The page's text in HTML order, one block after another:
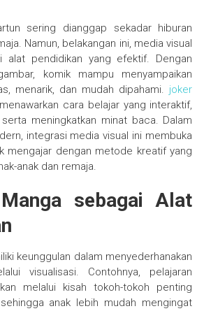
sering dianggap sekadar hiburan
Namun, belakangan ini, media visual
alat pendidikan yang efektif. Dengan
komik mampu menyampaikan
menarik, dan mudah dipahami. joker
cara belajar yang interaktif,
meningkatkan minat baca. Dalam
integrasi media visual ini membuka
mengajar dengan metode kreatif yang
anak dan remaja.
sebagai Alat
keunggulan dalam menyederhanakan
visualisasi. Contohnya, pelajaran
melalui kisah tokoh-tokoh penting
anak lebih mudah mengingat